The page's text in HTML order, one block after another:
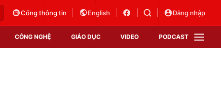
Cổng thông tin English Đăng nhập
CÔNG NGHỆ GIÁO DỤC VIDEO PODCAST